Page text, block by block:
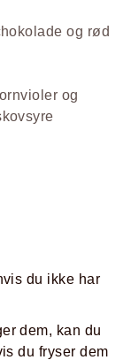
og rød
og
du ikke har
dem, kan du
du fryser dem